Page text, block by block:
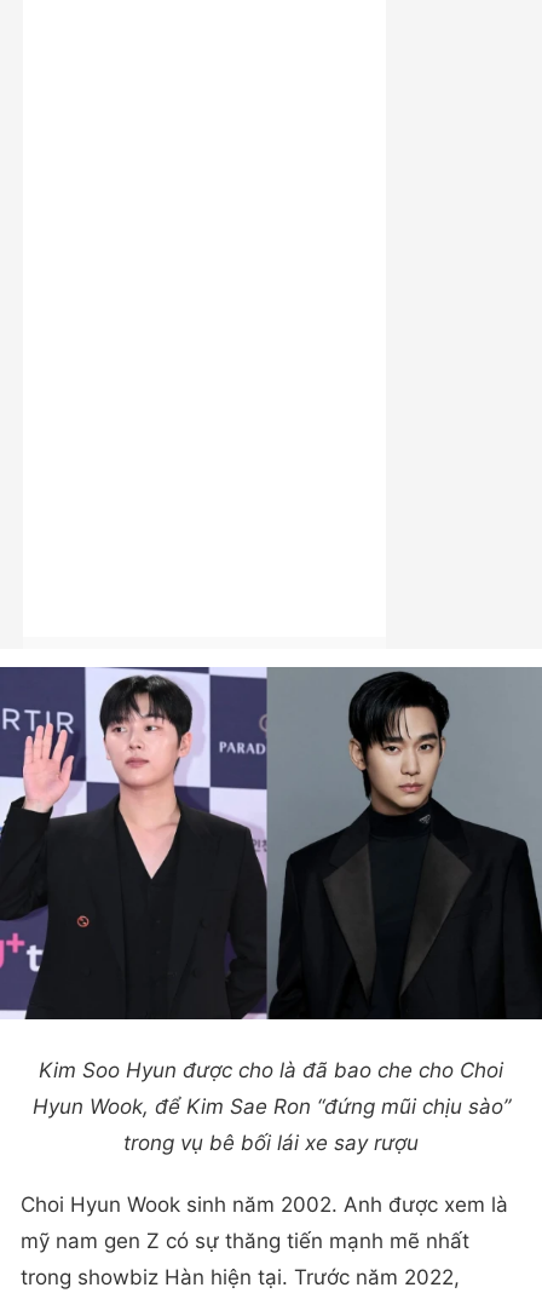
Kim Soo Hyun được cho là đã bao che cho Choi
Hyun Wook, để Kim Sae Ron “đứng mũi chịu sào”
trong vụ bê bối lái xe say rượu
Choi Hyun Wook sinh năm 2002. Anh được xem là
mỹ nam gen Z có sự thăng tiến mạnh mẽ nhất
trong showbiz Hàn hiện tại. Trước năm 2022,